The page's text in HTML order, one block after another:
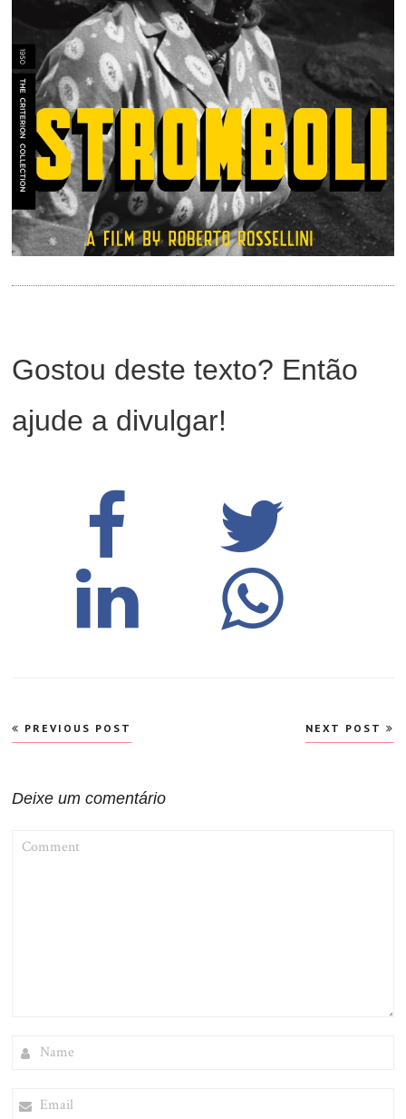
Gostou deste texto? Então
ajude a divulgar!
Navegação
de
PREVIOUS POST NEXT POST
Deixe um comentário